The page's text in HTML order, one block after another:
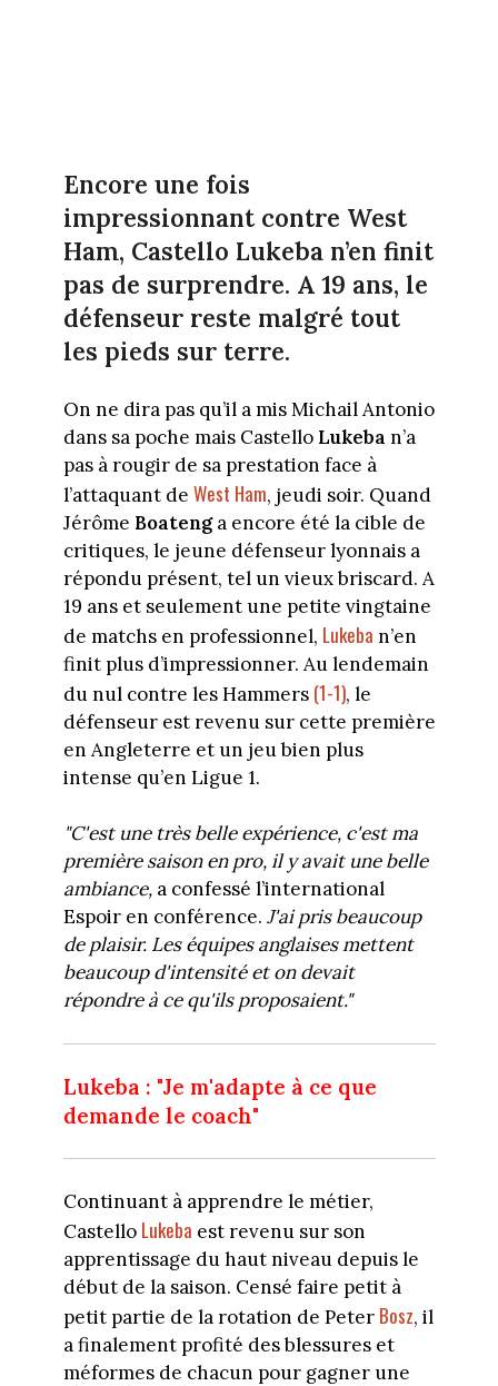
Encore une fois
impressionnant contre West
Ham, Castello Lukeba n’en finit
pas de surprendre. A 19 ans, le
défenseur reste malgré tout
les pieds sur terre.
On ne dira pas qu’il a mis Michail Antonio
dans sa poche mais Castello Lukeba n’a
pas à rougir de sa prestation face à
l’attaquant de West Ham, jeudi soir. Quand
Jérôme Boatenga encore été la cible de
critiques, le jeune défenseur lyonnais a
répondu présent, tel un vieux briscard. A
19 ans et seulement une petite vingtaine
de matchs en professionnel, Lukeba n’en
finit plus d’impressionner. Au lendemain
du nul contre les Hammers (1-1), le
défenseur est revenu sur cette première
en Angleterre et un jeu bien plus
intense qu’en Ligue 1.
"C'est une très belle expérience, c'est ma
première saison en pro, il y avait une belle
ambiance,a confessé l’international
Espoir en conférence. J'ai pris beaucoup
de plaisir. Les équipes anglaises mettent
beaucoup d'intensité et on devait
répondre à ce qu'ils proposaient."
Lukeba : "Je m'adapte à ce que
demande le coach"
Continuant à apprendre le métier,
Castello Lukeba est revenu sur son
apprentissage du haut niveau depuis le
début de la saison. Censé faire petit à
petit partie de la rotation de Peter Bosz, il
a finalement profité des blessures et
méformes de chacun pour gagner une